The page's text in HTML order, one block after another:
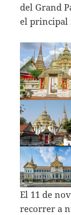
del Grand
el principal
El 11 de
recorrer a